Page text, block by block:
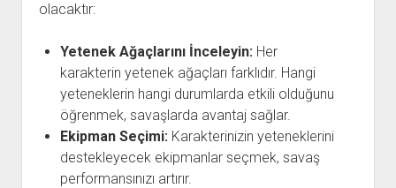
olacaktır:
Yetenek Ağaçlarını İnceleyin:Her
karakterin yetenek ağaçları farklıdır. Hangi
yeteneklerin hangi durumlarda etkili olduğunu
öğrenmek, savaşlarda avantaj sağlar.
Ekipman Seçimi:Karakterinizin yeteneklerini
destekleyecek ekipmanlar seçmek, savaş
performansınızı artırır.